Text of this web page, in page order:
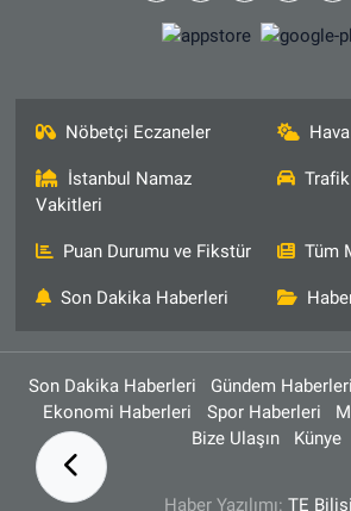
Nöbetçi Eczaneler
İstanbul Namaz
Vakitleri
Puan Durumu ve Fikstür Tüm
Son Dakika Haberleri
Son Dakika Haberleri Gündem Haberleri
Ekonomi Haberleri
Spor Haberleri
Bize Ulaşın
Künye
Haber Yazılımı: TE